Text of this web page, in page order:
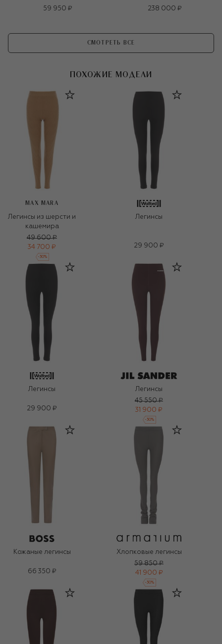
59 950 ₽
238 000 ₽
СМОТРЕТЬ ВСЕ
ПОХОЖИЕ МОДЕЛИ
MAX MARA
Легинсы из шерсти и
кашемира
49 600 ₽
34 700 ₽
-30%
Легинсы
29 900 ₽
Легинсы
29 900 ₽
Легинсы
45 550 ₽
31 900 ₽
-30%
Кожаные легинсы
66 350 ₽
Хлопковые легинсы
59 850 ₽
41 900 ₽
-30%